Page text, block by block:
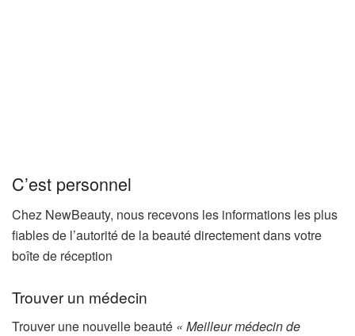
C’est personnel
Chez NewBeauty, nous recevons les informations les plus
fiables de l’autorité de la beauté directement dans votre
boîte de réception
Trouver un médecin
Trouver une nouvelle beauté « Meilleur médecin de